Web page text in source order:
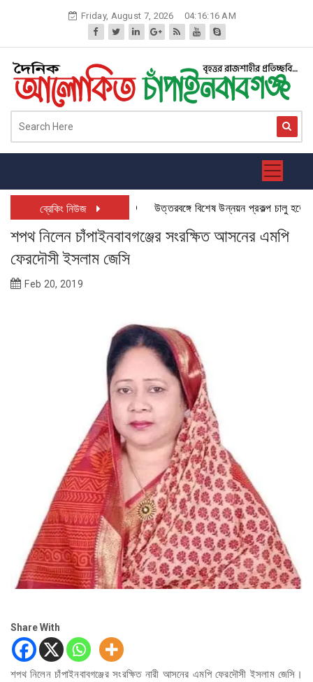
Friday, August 7, 2026 04:16:17 AM
ব্রেকিং নিউজ উত্তরবঙ্গে বিশেষ উন্নয়ন প্রকল্প চালু হতে
শপথ নিলেন চাঁপাইনবাবগঞ্জের সংরক্ষিত আসনের এমপি
ফেরদৌসী ইসলাম জেসি
Feb 20, 2019
Share With
শপথ নিলেন চাঁপাইনবাবগঞ্জের সংরক্ষিত নারী আসনের এমপি ফেরদৌসী ইসলাম জেসি।